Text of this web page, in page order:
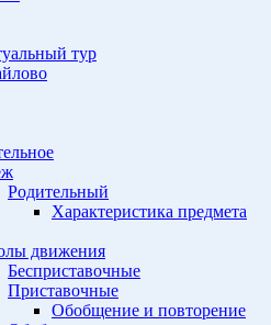
тур
Родительный
Характеристика предмета
движения
Бесприставочные
Приставочные
Обобщение и повторение